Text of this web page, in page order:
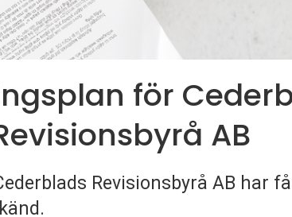
för
AB
Revisionsbyrå AB har